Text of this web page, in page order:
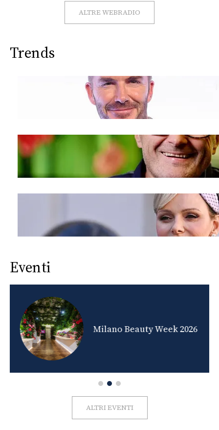
CONSIGLIA
ALTRE WEBRADIO
Trends
Eventi
Milano Beauty Week 2026
ALTRI EVENTI